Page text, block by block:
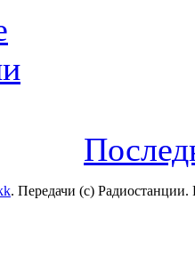
. Передачи (с)